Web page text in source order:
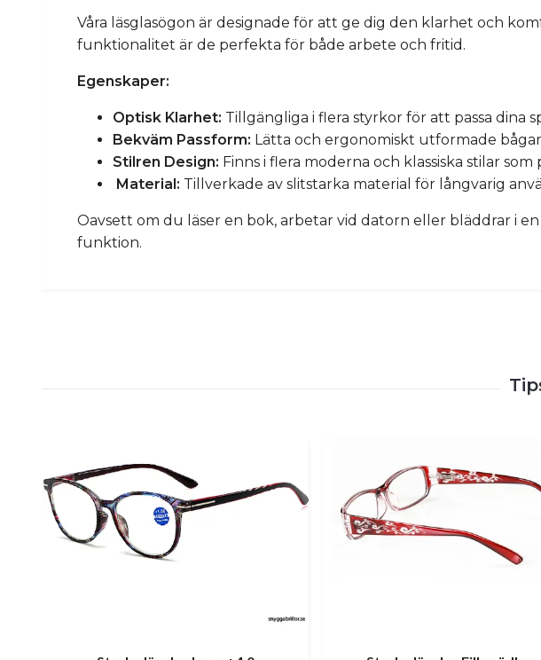
Våra läsglasögon är designade för att ge dig den klarhet och
funktionalitet är de perfekta för både arbete och fritid.
Egenskaper:
Optisk Klarhet: Tillgängliga i flera styrkor för att passa dina
Bekväm Passform: Lätta och ergonomiskt utformade
Stilren Design: Finns i flera moderna och klassiska stilar
Material: Tillverkade av slitstarka material för långvarig
Oavsett om du läser en bok, arbetar vid datorn eller bläddrar i
funktion.